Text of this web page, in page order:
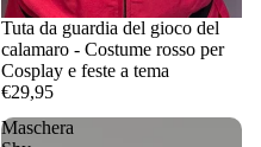
Tuta da guardia del gioco del
calamaro - Costume rosso per
Cosplay e feste a tema
€29,95
Maschera